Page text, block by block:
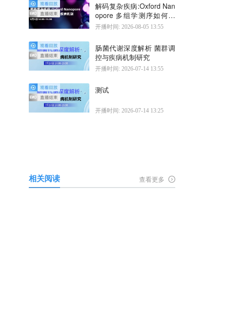
解码复杂疾病:Oxford Nan
opore 多组学测序如何揭
示疾病机制
开播时间: 2026-08-05 13:55
肠菌代谢深度解析 菌群调
控与疾病机制研究
开播时间: 2026-07-14 13:55
测试
开播时间: 2026-07-14 13:25
相关阅读 查看更多